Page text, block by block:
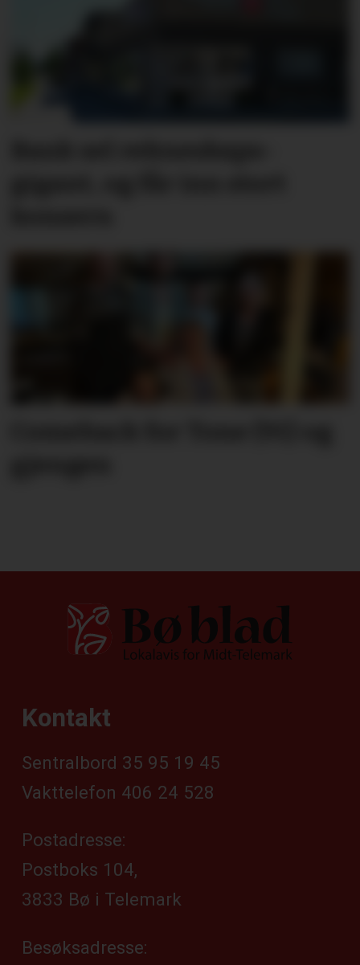
Kontakt
Sentralbord 35 95 19 45
Vakttelefon 406 24 528
Postadresse:
Postboks 104,
3833 Bø i Telemark
Besøksadresse: